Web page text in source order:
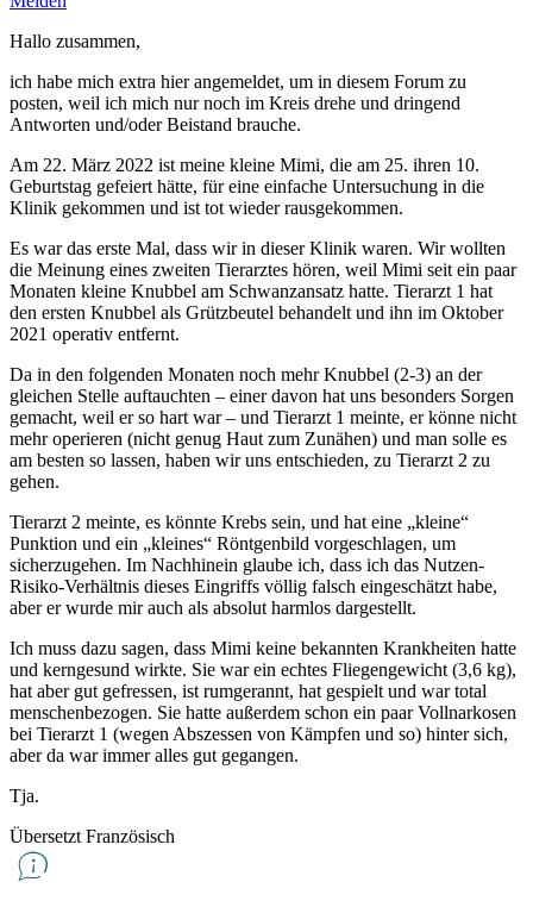
Hallo zusammen,
ich habe mich extra hier angemeldet, um in diesem Forum zu
posten, weil ich mich nur noch im Kreis drehe und dringend
Antworten und/oder Beistand brauche.
Am 22. März 2022 ist meine kleine Mimi, die am 25. ihren 10.
Geburtstag gefeiert hätte, für eine einfache Untersuchung in die
Klinik gekommen und ist tot wieder rausgekommen.
Es war das erste Mal, dass wir in dieser Klinik waren. Wir wollten
die Meinung eines zweiten Tierarztes hören, weil Mimi seit ein paar
Monaten kleine Knubbel am Schwanzansatz hatte. Tierarzt 1 hat
den ersten Knubbel als Grützbeutel behandelt und ihn im Oktober
2021 operativ entfernt.
Da in den folgenden Monaten noch mehr Knubbel (2-3) an der
gleichen Stelle auftauchten – einer davon hat uns besonders Sorgen
gemacht, weil er so hart war – und Tierarzt 1 meinte, er könne nicht
mehr operieren (nicht genug Haut zum Zunähen) und man solle es
am besten so lassen, haben wir uns entschieden, zu Tierarzt 2 zu
gehen.
Tierarzt 2 meinte, es könnte Krebs sein, und hat eine „kleine“
Punktion und ein „kleines“ Röntgenbild vorgeschlagen, um
sicherzugehen. Im Nachhinein glaube ich, dass ich das Nutzen-
Risiko-Verhältnis dieses Eingriffs völlig falsch eingeschätzt habe,
aber er wurde mir auch als absolut harmlos dargestellt.
Ich muss dazu sagen, dass Mimi keine bekannten Krankheiten hatte
und kerngesund wirkte. Sie war ein echtes Fliegengewicht (3,6 kg),
hat aber gut gefressen, ist rumgerannt, hat gespielt und war total
menschenbezogen. Sie hatte außerdem schon ein paar Vollnarkosen
bei Tierarzt 1 (wegen Abszessen von Kämpfen und so) hinter sich,
aber da war immer alles gut gegangen.
Tja.
Übersetzt Französisch